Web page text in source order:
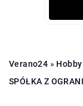
Verano24 »
SPÓŁKA Z